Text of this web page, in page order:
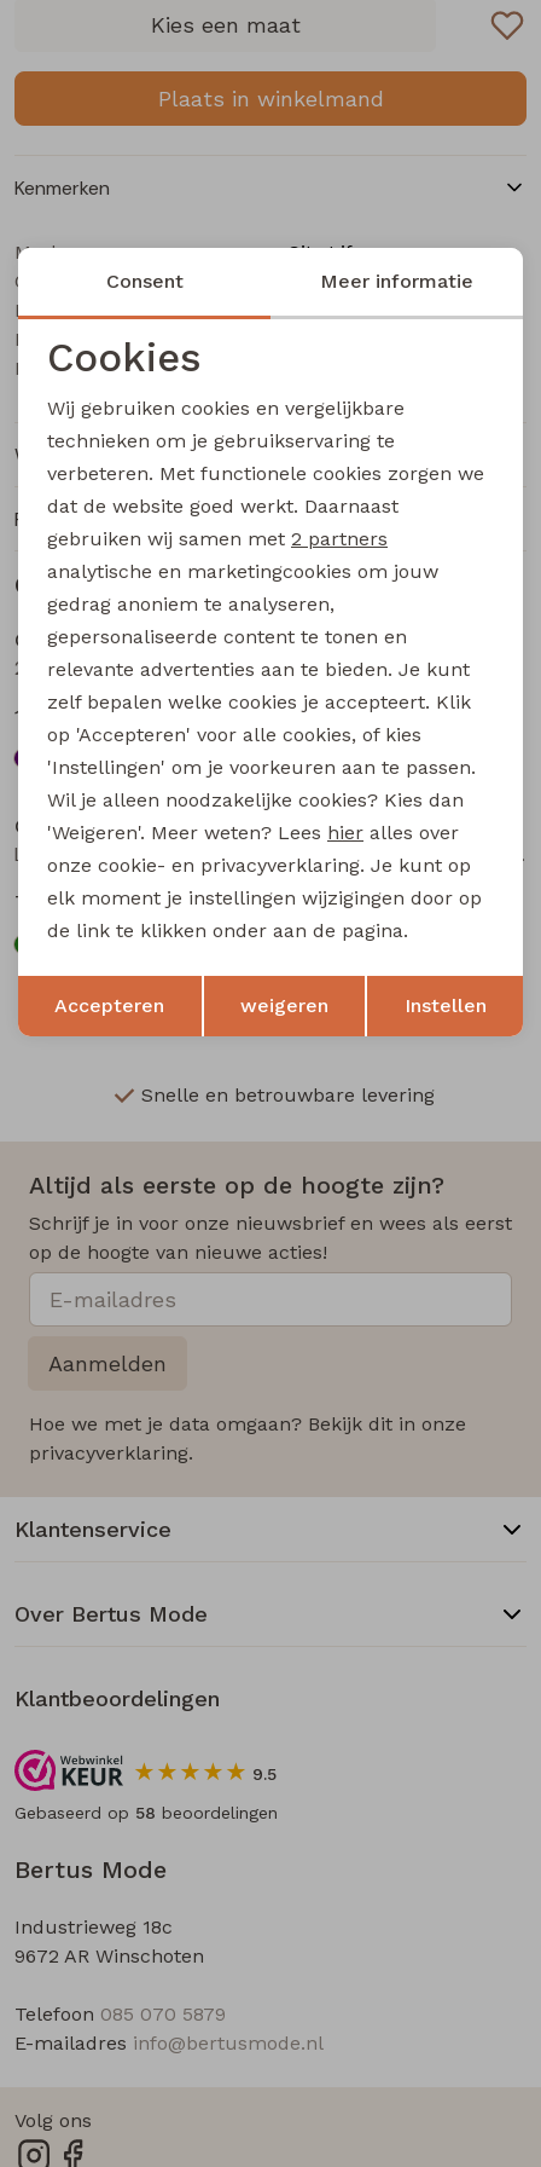
Bermuda's
Kies een maat
Plaats in winkelmand
Kenmerken
Merk
City Life
Categorie
Dames singlet
Leverancierscode
206022A Z10633
Bestelcode
Kleur
Winkelvoorraad
Ruilen en retourneren
Gerelateerde producten
City Life
205037 W20018 dames singlet Aubergine
12,74
16,99
City Life
11,24
14,99
Sale
City Life
7,50 14,99
City Life
LT66697 Z10556 dames singlet Kit
7,50 14,99
Snelle en betrouwbare levering
Altijd als eerste op de hoogte zijn?
Schrijf je in voor onze nieuwsbrief en wees als eerst
op de hoogte van nieuwe acties!
Aanmelden
Hoe we met je data omgaan? Bekijk dit in onze
privacyverklaring.
Bertus Mode
Industrieweg 18c
9672 AR Winschoten
Telefoon 085 070 5879
E-mailadres info@bertusmode.nl
Klantenservice
Over Bertus Mode
Klantbeoordelingen
9.5
Gebaseerd op 58 beoordelingen
Volg ons
Noodzakelijke cookies
Analytische cookies
Marketing cookies
Terug Opslaan
Consent Meer informatie
Cookies
Wij gebruiken cookies en vergelijkbare
technieken om je gebruikservaring te
verbeteren. Met functionele cookies zorgen we
dat de website goed werkt. Daarnaast
gebruiken wij samen met 2 partners
analytische en marketingcookies om jouw
gedrag anoniem te analyseren,
gepersonaliseerde content te tonen en
relevante advertenties aan te bieden. Je kunt
zelf bepalen welke cookies je accepteert. Klik
op 'Accepteren' voor alle cookies, of kies
'Instellingen' om je voorkeuren aan te passen.
Wil je alleen noodzakelijke cookies? Kies dan
'Weigeren'. Meer weten? Lees hier alles over
onze cookie- en privacyverklaring. Je kunt op
elk moment je instellingen wijzigingen door op
de link te klikken onder aan de pagina.
Accepteren weigeren Instellen